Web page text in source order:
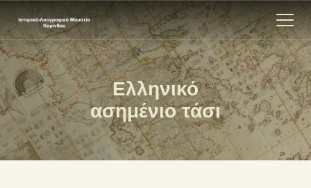
Ελληνικό
ασημένιο τάσι
ΑΡΧΙΚΗ
ΕΚΘΕΣΗ
ΣΧΕΤΙΚΑ
ΕΠΙΚΟΙΝΩΝΊΑ